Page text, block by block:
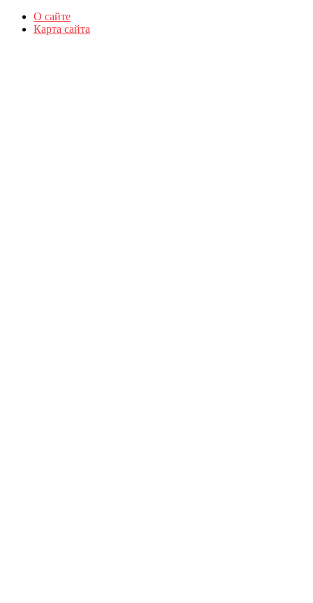
О сайте
Карта сайта